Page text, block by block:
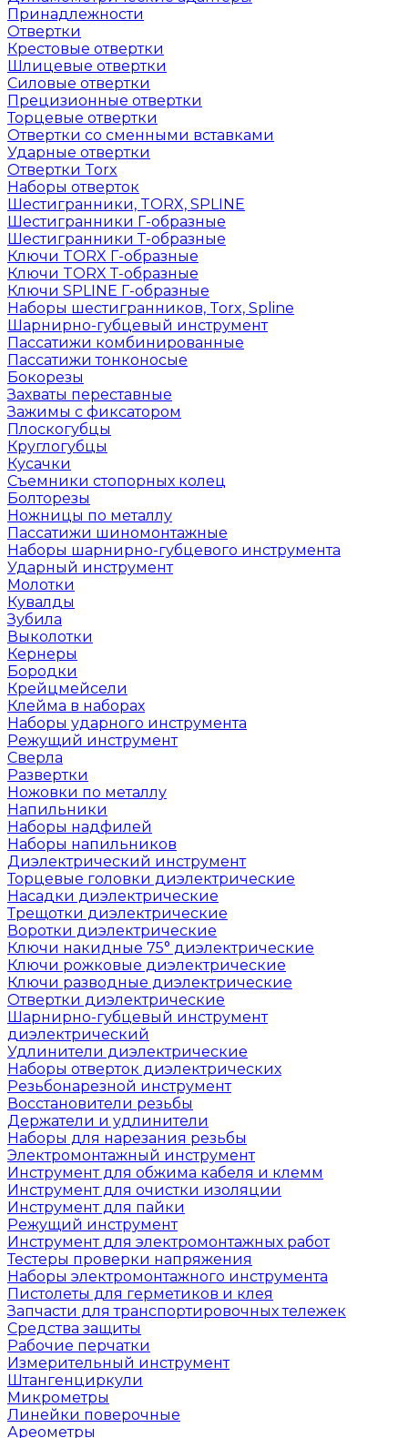
Принадлежности
Отвертки
Крестовые отвертки
Шлицевые отвертки
Силовые отвертки
Прецизионные отвертки
Торцевые отвертки
Отвертки со сменными вставками
Ударные отвертки
Отвертки Torx
Наборы отверток
Шестигранники, TORX, SPLINE
Шестигранники Г-образные
Шестигранники Т-образные
Ключи TORX Г-образные
Ключи TORX Т-образные
Ключи SPLINE Г-образные
Наборы шестигранников, Torx, Spline
Шарнирно-губцевый инструмент
Пассатижи комбинированные
Пассатижи тонконосые
Бокорезы
Захваты переставные
Зажимы с фиксатором
Плоскогубцы
Круглогубцы
Кусачки
Съемники стопорных колец
Болторезы
Ножницы по металлу
Пассатижи шиномонтажные
Наборы шарнирно-губцевого инструмента
Ударный инструмент
Молотки
Кувалды
Зубила
Выколотки
Кернеры
Бородки
Крейцмейсели
Клейма в наборах
Наборы ударного инструмента
Режущий инструмент
Сверла
Развертки
Ножовки по металлу
Напильники
Наборы надфилей
Наборы напильников
Диэлектрический инструмент
Торцевые головки диэлектрические
Насадки диэлектрические
Трещотки диэлектрические
Воротки диэлектрические
Ключи накидные 75° диэлектрические
Ключи рожковые диэлектрические
Ключи разводные диэлектрические
Отвертки диэлектрические
Шарнирно-губцевый инструмент
диэлектрический
Удлинители диэлектрические
Наборы отверток диэлектрических
Резьбонарезной инструмент
Восстановители резьбы
Держатели и удлинители
Наборы для нарезания резьбы
Электромонтажный инструмент
Инструмент для обжима кабеля и клемм
Инструмент для очистки изоляции
Инструмент для пайки
Режущий инструмент
Инструмент для электромонтажных работ
Тестеры проверки напряжения
Наборы электромонтажного инструмента
Пистолеты для герметиков и клея
Запчасти для транспортировочных тележек
Средства защиты
Рабочие перчатки
Измерительный инструмент
Штангенциркули
Микрометры
Линейки поверочные
Ареометры